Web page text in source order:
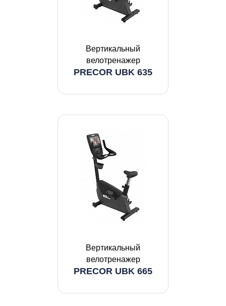
Вертикальный
велотренажер
PRECOR UBK 635
Вертикальный
велотренажер
PRECOR UBK 665